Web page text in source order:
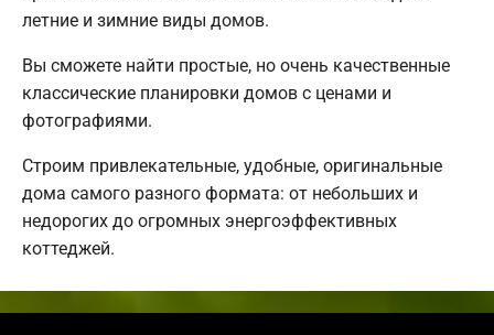
летние и зимние виды домов.
Вы сможете найти простые, но очень качественные
классические планировки домов с ценами и
фотографиями.
Строим привлекательные, удобные, оригинальные
дома самого разного формата: от небольших и
недорогих до огромных энергоэффективных
коттеджей.